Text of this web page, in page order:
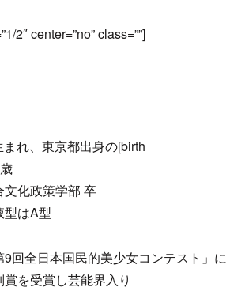
2″ center=”no” class=””]
れ、東京都出身の[birth
化政策学部 卒
型はA型
回全日本国民的美少女コンテスト」に
を受賞し芸能界入り